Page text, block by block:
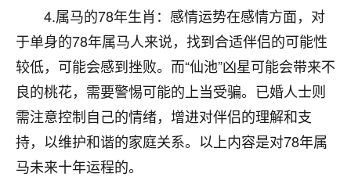
4.属马的78年生肖：感情运势在感情方面，对
于单身的78年属马人来说，找到合适伴侣的可能性
较低，可能会感到挫败。而“仙池”凶星可能会带来不
良的桃花，需要警惕可能的上当受骗。已婚人士则
需注意控制自己的情绪，增进对伴侣的理解和支
持，以维护和谐的家庭关系。以上内容是对78年属
马未来十年运程的。
心心相印
我身体不太好，总是病病殃殃的，去检查又没什么大
问题，反正就是不舒服。中医西医看遍了，找不到问
题，后来无意中看到有人推荐慧来老师，跟老师聊过
之后，心情豁然开朗，也听老师建议，处理了一些因
果问题。今年以来，身体比以前好多，主要是心情好
了，老师说境随心转，现在深有体会了。